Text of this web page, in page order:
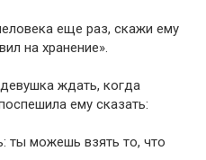
еще раз, скажи ему
на хранение».
ждать, когда
ему сказать:
ты можешь взять то, что